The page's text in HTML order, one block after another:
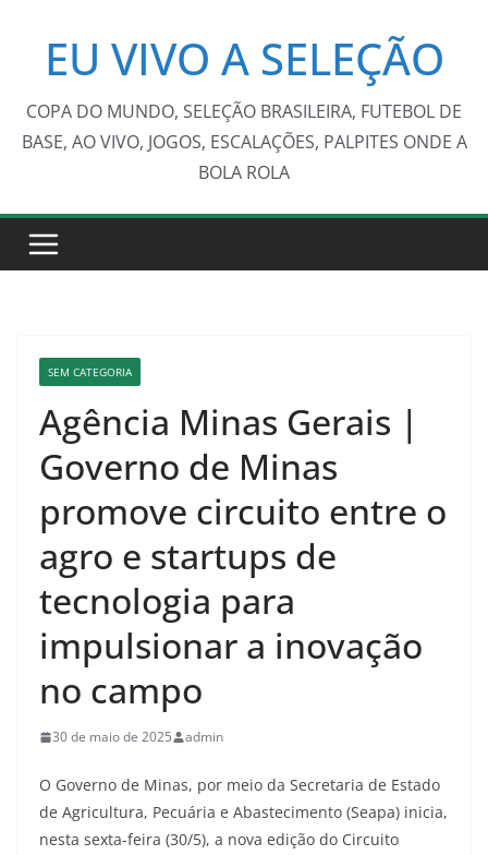
conteúdo
EU VIVO A SELEÇÃO
COPA DO MUNDO, SELEÇÃO BRASILEIRA, FUTEBOL DE
BASE, AO VIVO, JOGOS, ESCALAÇÕES, PALPITES ONDE A
BOLA ROLA
SEM CATEGORIA
Agência Minas Gerais |
Governo de Minas
promove circuito entre o
agro e startups de
tecnologia para
impulsionar a inovação
no campo
30 de maio de 2025 admin
O Governo de Minas, por meio da Secretaria de Estado
de Agricultura, Pecuária e Abastecimento (Seapa) inicia,
nesta sexta-feira (30/5), a nova edição do Circuito